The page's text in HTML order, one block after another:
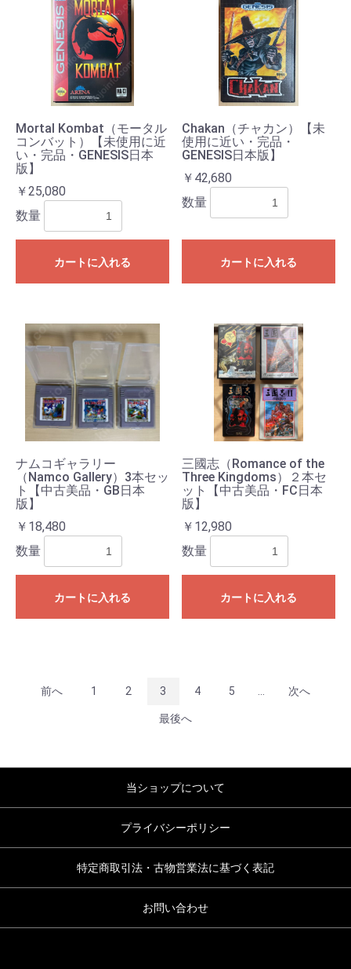
Mortal Kombat（モータル
コンバット）【未使用に近
い・完品・GENESIS日本
版】
￥25,080
数量
カートに入れる
Chakan（チャカン）【未
使用に近い・完品・
GENESIS日本版】
￥42,680
数量
カートに入れる
ナムコギャラリー
（Namco Gallery）3本セッ
ト【中古美品・GB日本
版】
￥18,480
数量
カートに入れる
三國志（Romance of the
Three Kingdoms）２本セ
ット【中古美品・FC日本
版】
￥12,980
数量
カートに入れる
前へ 1 2 3 4 5 次へ
最後へ
当ショップについて
プライバシーポリシー
特定商取引法・古物営業法に基づく表記
お問い合わせ